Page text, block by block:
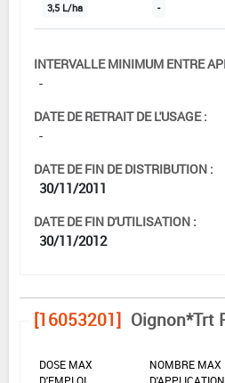
3,5 L/ha -
INTERVALLE MINIMUM ENTRE
-
DATE DE RETRAIT DE L'USAGE :
-
DATE DE FIN DE DISTRIBUTION :
30/11/2011
DATE DE FIN D'UTILISATION :
30/11/2012
[16053201] Oignon*Trt
DOSE MAX
NOMBRE MAX